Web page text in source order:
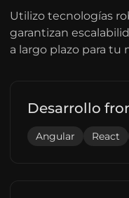
Utilizo tecnologías
garantizan
a largo plazo para tu
Desarrollo
Angular React